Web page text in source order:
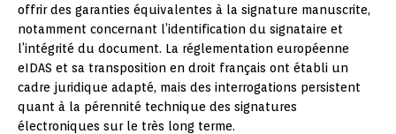
offrir des garanties équivalentes à la signature manuscrite,
notamment concernant l’identification du signataire et
l’intégrité du document. La réglementation européenne
eIDAS et sa transposition en droit français ont établi un
cadre juridique adapté, mais des interrogations persistent
quant à la pérennité technique des signatures
électroniques sur le très long terme.